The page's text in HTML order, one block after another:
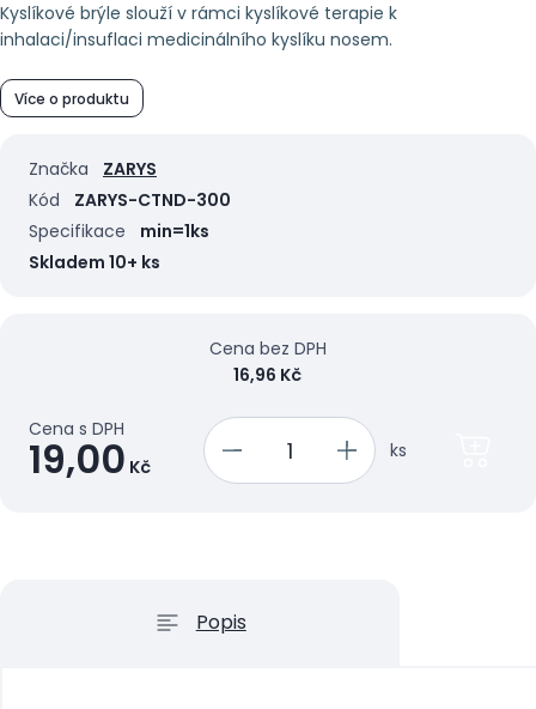
Kyslíkové brýle slouží v rámci kyslíkové terapie k
inhalaci/insuflaci medicinálního kyslíku nosem.
Více o produktu
Značka
ZARYS
Kód
ZARYS-CTND-300
Specifikace
min=1ks
Skladem 10+ ks
Cena s DPH
19,00 Kč
Cena bez DPH
16,96 Kč
ks
Popis